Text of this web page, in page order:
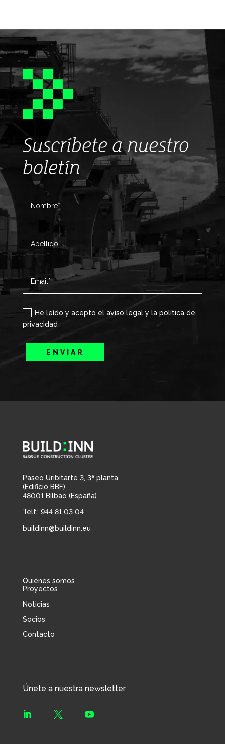
Suscríbete a nuestro
boletín
He leído y acepto el aviso legal y la política de
privacidad
ENVIAR
Paseo Uribitarte 3, 3ª planta
(Edificio BBF)
48001 Bilbao (España)
Telf.: 944 81 03 04
buildinn@buildinn.eu
Quiénes somos
Proyectos
Noticias
Socios
Contacto
Únete a nuestra newsletter
  